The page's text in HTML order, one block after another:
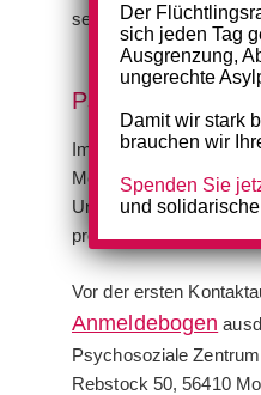
Psychosoziales
Im Psychosozialen
Menschen, die vor
Unterdrückung in ihrer
professionelle
Vor der ersten
Anmeldebogen
Psychosoziale
Rebstock 50, 56410
Der
sich jeden Tag
Ausgrenzung,
ungerechte
Damit wir stark
brauchen wir
Spenden Sie
und